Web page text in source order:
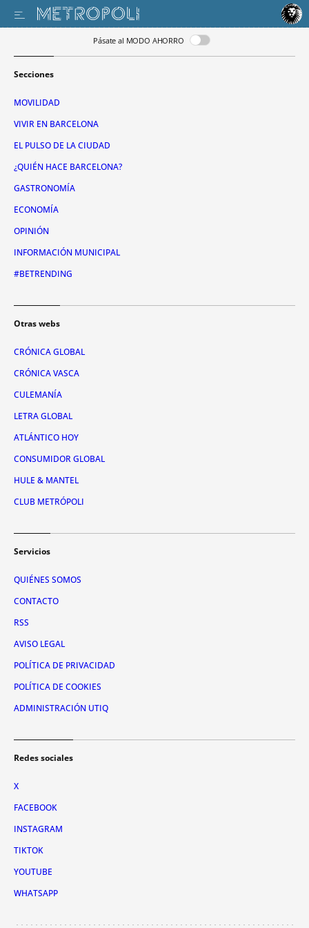
Pásate al MODO AHORRO
Secciones
MOVILIDAD
VIVIR EN BARCELONA
EL PULSO DE LA CIUDAD
¿QUIÉN HACE BARCELONA?
GASTRONOMÍA
ECONOMÍA
OPINIÓN
INFORMACIÓN MUNICIPAL
#BETRENDING
Otras webs
CRÓNICA GLOBAL
CRÓNICA VASCA
CULEMANÍA
LETRA GLOBAL
ATLÁNTICO HOY
CONSUMIDOR GLOBAL
HULE & MANTEL
CLUB METRÓPOLI
Servicios
QUIÉNES SOMOS
CONTACTO
RSS
AVISO LEGAL
POLÍTICA DE PRIVACIDAD
POLÍTICA DE COOKIES
ADMINISTRACIÓN UTIQ
Redes sociales
X
FACEBOOK
INSTAGRAM
TIKTOK
YOUTUBE
WHATSAPP